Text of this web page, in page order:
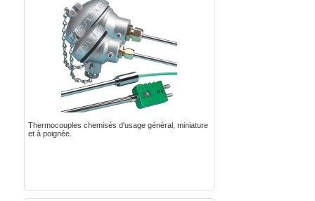
Thermocouples chemisés d'usage général, miniature
et à poignée.